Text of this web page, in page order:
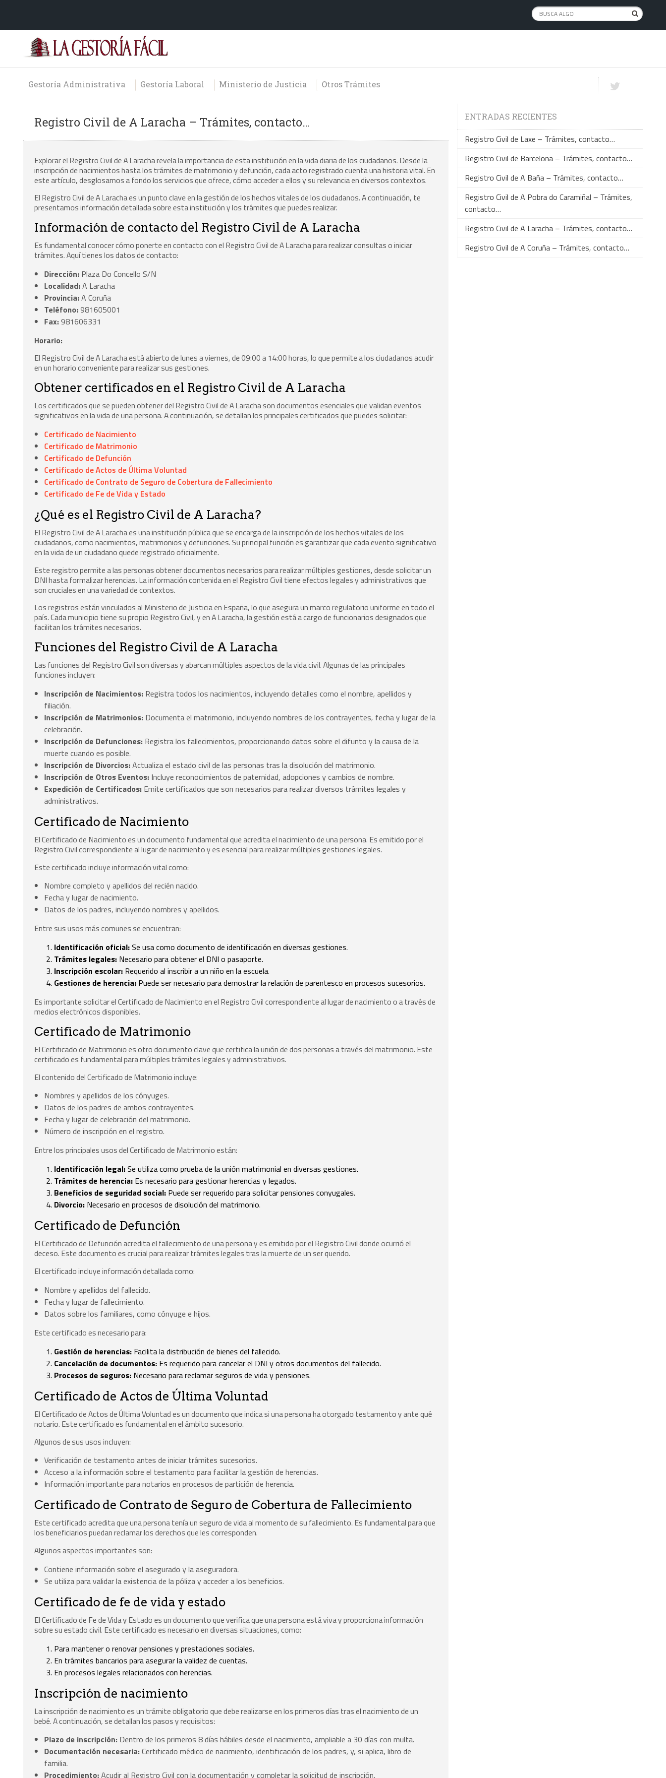
Gestoría Administrativa Gestoría Laboral Ministerio de Justicia Otros Trámites
Registro Civil de A Laracha – Trámites, contacto…
Explorar el Registro Civil de A Laracha revela la importancia de esta institución en la vida diaria de los ciudadanos. Desde la
inscripción de nacimientos hasta los trámites de matrimonio y defunción, cada acto registrado cuenta una historia vital. En
este artículo, desglosamos a fondo los servicios que ofrece, cómo acceder a ellos y su relevancia en diversos contextos.
El Registro Civil de A Laracha es un punto clave en la gestión de los hechos vitales de los ciudadanos. A continuación, te
presentamos información detallada sobre esta institución y los trámites que puedes realizar.
Información de contacto del Registro Civil de A Laracha
Es fundamental conocer cómo ponerte en contacto con el Registro Civil de A Laracha para realizar consultas o iniciar
trámites. Aquí tienes los datos de contacto:
Dirección: Plaza Do Concello S/N
Localidad:A Laracha
Provincia:A Coruña
Teléfono:981605001
Fax:981606331
Horario:
El Registro Civil de A Laracha está abierto de lunes a viernes, de 09:00 a 14:00 horas, lo que permite a los ciudadanos acudir
en un horario conveniente para realizar sus gestiones.
Obtener certificados en el Registro Civil de A Laracha
Los certificados que se pueden obtener del Registro Civil de A Laracha son documentos esenciales que validan eventos
significativos en la vida de una persona. A continuación, se detallan los principales certificados que puedes solicitar:
Certificado de Nacimiento
Certificado de Matrimonio
Certificado de Defunción
Certificado de Actos de Última Voluntad
Certificado de Contrato de Seguro de Cobertura de Fallecimiento
Certificado de Fe de Vida y Estado
¿Qué es el Registro Civil de A Laracha?
El Registro Civil de A Laracha es una institución pública que se encarga de la inscripción de los hechos vitales de los
ciudadanos, como nacimientos, matrimonios y defunciones. Su principal función es garantizar que cada evento significativo
en la vida de un ciudadano quede registrado oficialmente.
Este registro permite a las personas obtener documentos necesarios para realizar múltiples gestiones, desde solicitar un
DNI hasta formalizar herencias. La información contenida en el Registro Civil tiene efectos legales y administrativos que
son cruciales en una variedad de contextos.
Los registros están vinculados al Ministerio de Justicia en España, lo que asegura un marco regulatorio uniforme en todo el
país. Cada municipio tiene su propio Registro Civil, y en A Laracha, la gestión está a cargo de funcionarios designados que
facilitan los trámites necesarios.
Funciones del Registro Civil de A Laracha
Las funciones del Registro Civil son diversas y abarcan múltiples aspectos de la vida civil. Algunas de las principales
funciones incluyen:
Inscripción de Nacimientos: Registra todos los nacimientos, incluyendo detalles como el nombre, apellidos y
filiación.
Inscripción de Matrimonios: Documenta el matrimonio, incluyendo nombres de los contrayentes, fecha y lugar de la
celebración.
Inscripción de Defunciones: Registra los fallecimientos, proporcionando datos sobre el difunto y la causa de la
muerte cuando es posible.
Inscripción de Divorcios:Actualiza el estado civil de las personas tras la disolución del matrimonio.
Inscripción de Otros Eventos: Incluye reconocimientos de paternidad, adopciones y cambios de nombre.
Expedición de Certificados: Emite certificados que son necesarios para realizar diversos trámites legales y
administrativos.
Certificado de Nacimiento
El Certificado de Nacimiento es un documento fundamental que acredita el nacimiento de una persona. Es emitido por el
Registro Civil correspondiente al lugar de nacimiento y es esencial para realizar múltiples gestiones legales.
Este certificado incluye información vital como:
Nombre completo y apellidos del recién nacido.
Fecha y lugar de nacimiento.
Datos de los padres, incluyendo nombres y apellidos.
Entre sus usos más comunes se encuentran:
Identificación oficial:Se usa como documento de identificación en diversas gestiones.
Trámites legales: Necesario para obtener el DNI o pasaporte.
Inscripción escolar: Requerido al inscribir a un niño en la escuela.
Gestiones de herencia: Puede ser necesario para demostrar la relación de parentesco en procesos sucesorios.
Es importante solicitar el Certificado de Nacimiento en el Registro Civil correspondiente al lugar de nacimiento o a través de
medios electrónicos disponibles.
Certificado de Matrimonio
El Certificado de Matrimonio es otro documento clave que certifica la unión de dos personas a través del matrimonio. Este
certificado es fundamental para múltiples trámites legales y administrativos.
El contenido del Certificado de Matrimonio incluye:
Nombres y apellidos de los cónyuges.
Datos de los padres de ambos contrayentes.
Fecha y lugar de celebración del matrimonio.
Número de inscripción en el registro.
Entre los principales usos del Certificado de Matrimonio están:
Identificación legal:Se utiliza como prueba de la unión matrimonial en diversas gestiones.
Trámites de herencia: Es necesario para gestionar herencias y legados.
Beneficios de seguridad social: Puede ser requerido para solicitar pensiones conyugales.
Divorcio: Necesario en procesos de disolución del matrimonio.
Certificado de Defunción
El Certificado de Defunción acredita el fallecimiento de una persona y es emitido por el Registro Civil donde ocurrió el
deceso. Este documento es crucial para realizar trámites legales tras la muerte de un ser querido.
El certificado incluye información detallada como:
Nombre y apellidos del fallecido.
Fecha y lugar de fallecimiento.
Datos sobre los familiares, como cónyuge e hijos.
Este certificado es necesario para:
Gestión de herencias: Facilita la distribución de bienes del fallecido.
Cancelación de documentos: Es requerido para cancelar el DNI y otros documentos del fallecido.
Procesos de seguros: Necesario para reclamar seguros de vida y pensiones.
Certificado de Actos de Última Voluntad
El Certificado de Actos de Última Voluntad es un documento que indica si una persona ha otorgado testamento y ante qué
notario. Este certificado es fundamental en el ámbito sucesorio.
Algunos de sus usos incluyen:
Verificación de testamento antes de iniciar trámites sucesorios.
Acceso a la información sobre el testamento para facilitar la gestión de herencias.
Información importante para notarios en procesos de partición de herencia.
Certificado de Contrato de Seguro de Cobertura de Fallecimiento
Este certificado acredita que una persona tenía un seguro de vida al momento de su fallecimiento. Es fundamental para que
los beneficiarios puedan reclamar los derechos que les corresponden.
Algunos aspectos importantes son:
Contiene información sobre el asegurado y la aseguradora.
Se utiliza para validar la existencia de la póliza y acceder a los beneficios.
Certificado de fe de vida y estado
El Certificado de Fe de Vida y Estado es un documento que verifica que una persona está viva y proporciona información
sobre su estado civil. Este certificado es necesario en diversas situaciones, como:
Para mantener o renovar pensiones y prestaciones sociales.
En trámites bancarios para asegurar la validez de cuentas.
En procesos legales relacionados con herencias.
Inscripción de nacimiento
La inscripción de nacimiento es un trámite obligatorio que debe realizarse en los primeros días tras el nacimiento de un
bebé. A continuación, se detallan los pasos y requisitos:
Plazo de inscripción: Dentro de los primeros 8 días hábiles desde el nacimiento, ampliable a 30 días con multa.
Documentación necesaria:Certificado médico de nacimiento, identificación de los padres, y, si aplica, libro de
familia.
Procedimiento:Acudir al Registro Civil con la documentación y completar la solicitud de inscripción.
ENTRADAS RECIENTES
Registro Civil de Laxe – Trámites, contacto…
Registro Civil de Barcelona – Trámites, contacto…
Registro Civil de A Baña – Trámites, contacto…
Registro Civil de A Pobra do Caramiñal – Trámites,
contacto…
Registro Civil de A Laracha – Trámites, contacto…
Registro Civil de A Coruña – Trámites, contacto…